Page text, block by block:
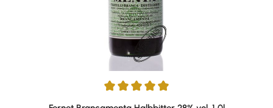
Durchschnittliche Bewertung von 4.93 von 5 Sternen